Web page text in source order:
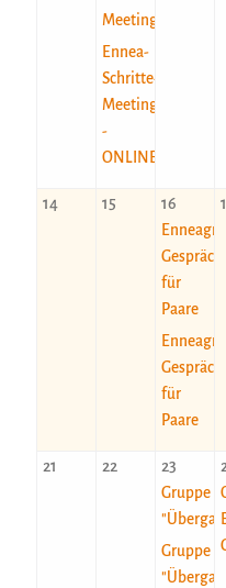
Meeting
Ennea-
Schritte-
Meeting
-
ONLINE
14 15 16
für
Paare
für
Paare
21 22 23
Gruppe
Gruppe